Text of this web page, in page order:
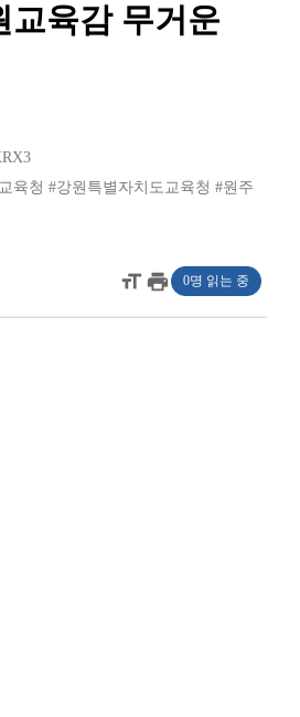
교육감 무거운
육청 #강원특별자치도교육청 #원주
format_sizeprint 0명 읽는 중